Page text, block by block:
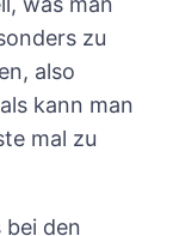
zu
also
kann man
mal zu
den